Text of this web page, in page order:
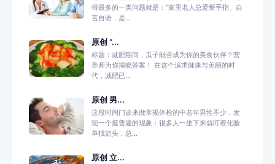
得最多的一类问题就是：“家里老人总爱掰手指、自
言自语，是...
原创 “...
标题：减肥期间，瓜子能否成为你的美食伙伴？营
养师为你揭晓答案！ 在这个追求健康与美丽的时
代，减肥已...
原创 男...
这段时间门诊来做常规体检的中老年男性不少，发
现一个挺普遍的现象：很多人一坐下来就盯着化验
单找箭头，总...
原创 立...